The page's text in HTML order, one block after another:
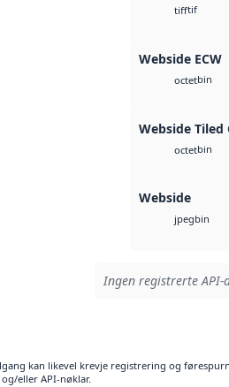
tifftif
Webside ECW
octetbin
Webside Tiled
octetbin
Webside
jpegbin
Ingen registrerte
kan likevel krevje registrering og
eller API-nøklar.